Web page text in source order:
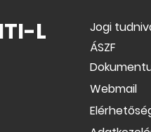
L
ÁSZF
Webmail
Jogi